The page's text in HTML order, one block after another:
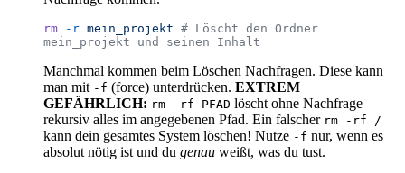
rm -r mein_projekt # Löscht den Ordner
mein_projekt und seinen Inhalt
Manchmal kommen beim Löschen Nachfragen. Diese kann
man mit -f (force) unterdrücken. EXTREM
GEFÄHRLICH: rm -rf PFAD löscht ohne Nachfrage
rekursiv alles im angegebenen Pfad. Ein falscher rm -rf /
kann dein gesamtes System löschen! Nutze -f nur, wenn es
absolut nötig ist und du genau weißt, was du tust.